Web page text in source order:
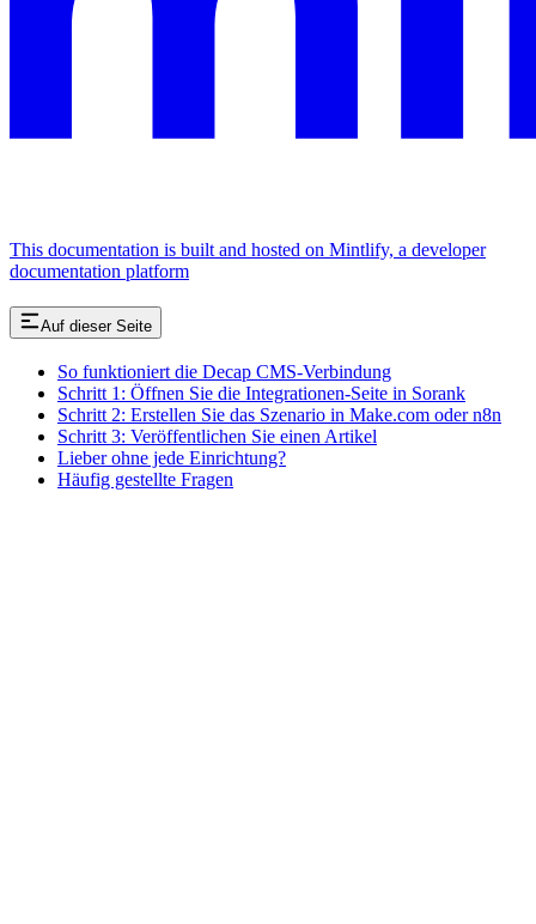
This documentation is built and hosted on Mintlify, a developer
documentation platform
Auf dieser Seite
So funktioniert die Decap CMS-Verbindung
Schritt 1: Öffnen Sie die Integrationen-Seite in Sorank
Schritt 2: Erstellen Sie das Szenario in Make.com oder n8n
Schritt 3: Veröffentlichen Sie einen Artikel
Lieber ohne jede Einrichtung?
Häufig gestellte Fragen